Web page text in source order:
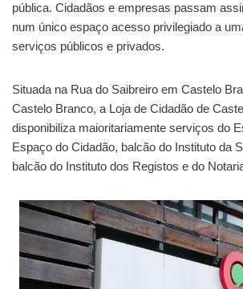
pública. Cidadãos e empresas passam
num único espaço acesso privilegiado a
serviços públicos e privados.
Situada na Rua do Saibreiro em Castelo
Castelo Branco, a Loja de Cidadão de
disponibiliza maioritariamente serviços do
Espaço do Cidadão, balcão do Instituto da
balcão do Instituto dos Registos e do